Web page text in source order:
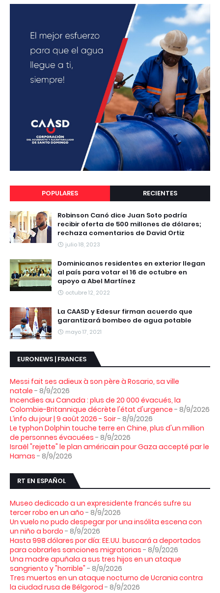
POPULARES RECIENTES
Robinson Canó dice Juan Soto podría
recibir oferta de 500 millones de dólares;
rechaza comentarios de David Ortiz
julio 18, 2023
Dominicanos residentes en exterior llegan
al país para votar el 16 de octubre en
apoyo a Abel Martínez
octubre 12, 2022
La CAASD y Edesur firman acuerdo que
garantizará bombeo de agua potable
mayo 17, 2021
EURONEWS | FRANCES
Messi fait ses adieux à son père à Rosario, sa ville
natale - 8/9/2026
Incendies au Canada : plus de 20 000 évacués, la
Colombie-Britannique décrète l'état d'urgence - 8/9/2026
L’info du jour | 9 août 2026 - Soir- 8/9/2026
Le typhon Dolphin touche terre en Chine, plus d'un million
de personnes évacuées - 8/9/2026
Israël "rejette" le plan américain pour Gaza accepté par le
Hamas - 8/9/2026
RT EN ESPAÑOL
Museo dedicado a un expresidente francés sufre su
tercer robo en un año - 8/9/2026
Un vuelo no pudo despegar por una insólita escena con
un niño a bordo - 8/9/2026
Hasta 998 dólares por día: EE.UU. buscará a deportados
para cobrarles sanciones migratorias - 8/9/2026
Una madre apuñala a sus tres hijos en un ataque
sangriento y "horrible" - 8/9/2026
Tres muertos en un ataque nocturno de Ucrania contra
la ciudad rusa de Bélgorod - 8/9/2026